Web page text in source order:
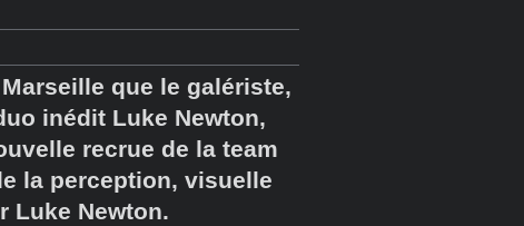
que le galériste,
inédit Luke Newton,
recrue de la team
la perception, visuelle
Luke Newton.